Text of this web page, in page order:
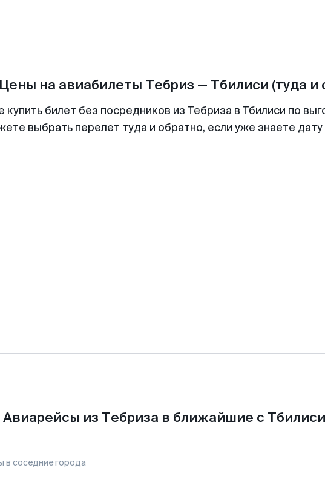
Цены на авиабилеты Тебриз — Тбилиси (туда и
билет без посредников из Тебриза в Тбилиси по
выбрать перелет туда и обратно, если уже знаете
Авиарейсы из Тебриза в ближайшие с
в соседние города